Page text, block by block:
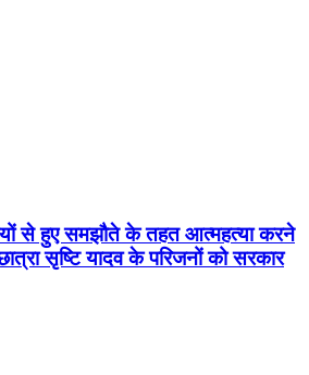
से हुए समझौते के तहत आत्महत्या करने
सृष्टि यादव के परिजनों को सरकार